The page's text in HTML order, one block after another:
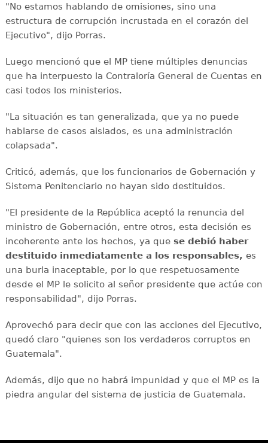
"No estamos hablando de omisiones, sino una
estructura de corrupción incrustada en el corazón del
Ejecutivo", dijo Porras.
Luego mencionó que el MP tiene múltiples denuncias
que ha interpuesto la Contraloría General de Cuentas en
casi todos los ministerios.
"La situación es tan generalizada, que ya no puede
hablarse de casos aislados, es una administración
colapsada".
Criticó, además, que los funcionarios de Gobernación y
Sistema Penitenciario no hayan sido destituidos.
"El presidente de la República aceptó la renuncia del
ministro de Gobernación, entre otros, esta decisión es
incoherente ante los hechos, ya que se debió haber
destituido inmediatamente a los responsables, es
una burla inaceptable, por lo que respetuosamente
desde el MP le solicito al señor presidente que actúe con
responsabilidad", dijo Porras.
Aprovechó para decir que con las acciones del Ejecutivo,
quedó claro "quienes son los verdaderos corruptos en
Guatemala".
Además, dijo que no habrá impunidad y que el MP es la
piedra angular del sistema de justicia de Guatemala.